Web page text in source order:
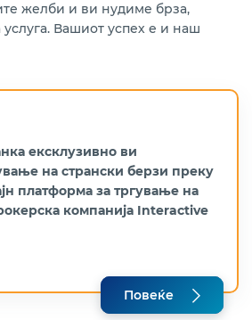
над хартии од вредност
желби и ви нудиме брза,
Вашиот успех е и наш
ексклузивно ви
на странски берзи преку
платформа за тргување на
компанија Interactive
Повеќе